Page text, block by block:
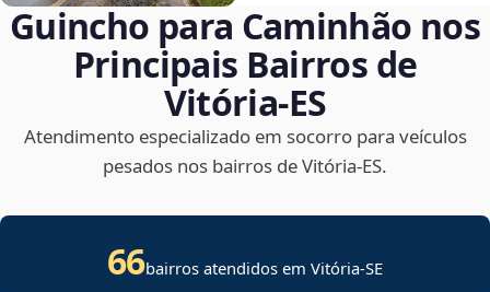
Guincho para Caminhão nos
Principais Bairros de
Vitória‑ES
Atendimento especializado em socorro para veículos
pesados nos bairros de Vitória‑ES.
66bairros atendidos em Vitória-SE